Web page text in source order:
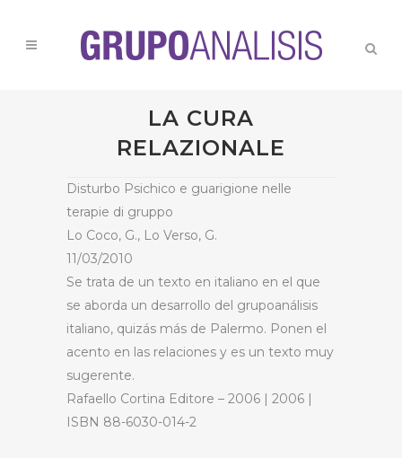
LA CURA
RELAZIONALE
Disturbo Psichico e guarigione nelle
terapie di gruppo
Lo Coco, G., Lo Verso, G.
11/03/2010
Se trata de un texto en italiano en el que
se aborda un desarrollo del grupoanálisis
italiano, quizás más de Palermo. Ponen el
acento en las relaciones y es un texto muy
sugerente.
Rafaello Cortina Editore – 2006 | 2006 |
ISBN 88-6030-014-2